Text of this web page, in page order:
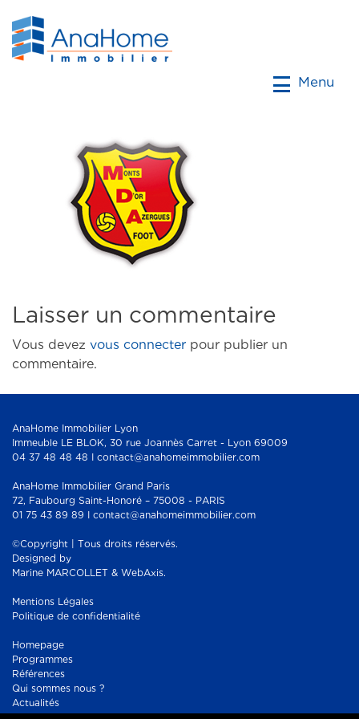
Menu
Laisser un commentaire
Vous devez vous connecter pour publier un
commentaire.
AnaHome Immobilier Lyon
Immeuble LE BLOK, 30 rue Joannès Carret - Lyon 69009
04 37 48 48 48 I contact@anahomeimmobilier.com
AnaHome Immobilier Grand Paris
72, Faubourg Saint-Honoré – 75008 - PARIS
01 75 43 89 89 I contact@anahomeimmobilier.com
©Copyright | Tous droits réservés.
Designed by
Marine MARCOLLET & WebAxis.
Mentions Légales
Politique de confidentialité
Homepage
Programmes
Références
Qui sommes nous ?
Actualités